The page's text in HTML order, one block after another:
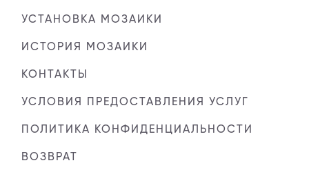
УСТАНОВКА МОЗАИКИ
ИСТОРИЯ МОЗАИКИ
КОНТАКТЫ
УСЛОВИЯ ПРЕДОСТАВЛЕНИЯ УСЛУГ
ПОЛИТИКА КОНФИДЕНЦИАЛЬНОСТИ
ВОЗВРАТ